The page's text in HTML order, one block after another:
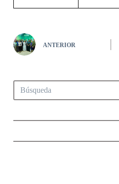
ANTERIOR
Buscar